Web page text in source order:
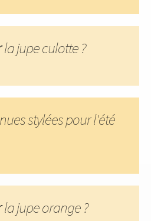
la jupe culotte ?
stylées pour l'été
la jupe orange ?